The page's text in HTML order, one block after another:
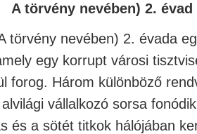
A törvény nevében) 2. évad
törvény nevében) 2. évada
egy korrupt városi
forog. Három különböző
vállalkozó sorsa
és a sötét titkok hálójában